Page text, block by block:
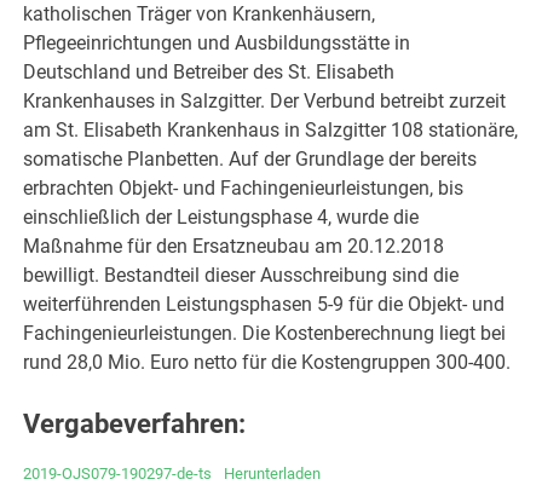
katholischen Träger von Krankenhäusern,
Pflegeeinrichtungen und Ausbildungsstätte in
Deutschland und Betreiber des St. Elisabeth
Krankenhauses in Salzgitter. Der Verbund betreibt zurzeit
am St. Elisabeth Krankenhaus in Salzgitter 108 stationäre,
somatische Planbetten. Auf der Grundlage der bereits
erbrachten Objekt- und Fachingenieurleistungen, bis
einschließlich der Leistungsphase 4, wurde die
Maßnahme für den Ersatzneubau am 20.12.2018
bewilligt. Bestandteil dieser Ausschreibung sind die
weiterführenden Leistungsphasen 5-9 für die Objekt- und
Fachingenieurleistungen. Die Kostenberechnung liegt bei
rund 28,0 Mio. Euro netto für die Kostengruppen 300-400.
Vergabeverfahren:
2019-OJS079-190297-de-ts Herunterladen